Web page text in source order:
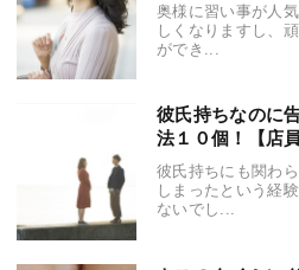
奥様に習い事が人
しくなりますし、
ができ...
彼氏持ちなのに
法１０個！【店
彼氏持ちにも関わ
しまったという経
ないでし...